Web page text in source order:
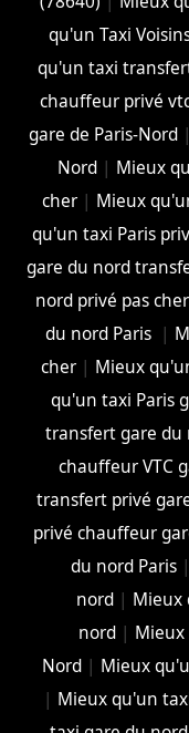
qu'un Taxi
qu'un taxi
chauffeur privé
gare de Paris-Nord |
Nord| Mieux
cher | Mieux
qu'un taxi Paris
gare du nord
nord privé pas cher
du nord Paris |
cher | Mieux
qu'un taxi Paris
transfert gare du
chauffeur VTC
transfert privé
privé chauffeur
du nord Paris|
nord | Mieux
nord| Mieux
Nord| Mieux
| Mieux qu'un